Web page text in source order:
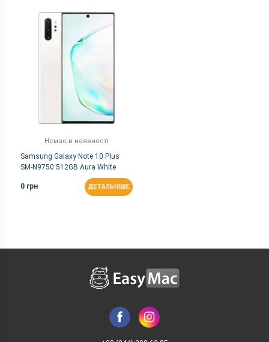
Немає в наявності
Samsung Galaxy Note 10 Plus
SM-N9750 512GB Aura White
0 грн
ДЕТАЛЬНІШЕ